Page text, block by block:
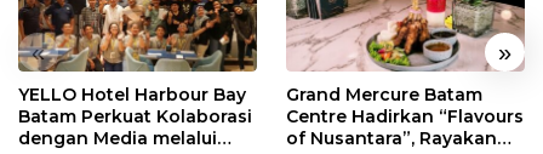
« »
YELLO Hotel Harbour Bay
Batam Perkuat Kolaborasi
dengan Media melalui
Grand Mercure Batam
Centre Hadirkan “Flavours
of Nusantara”, Rayakan